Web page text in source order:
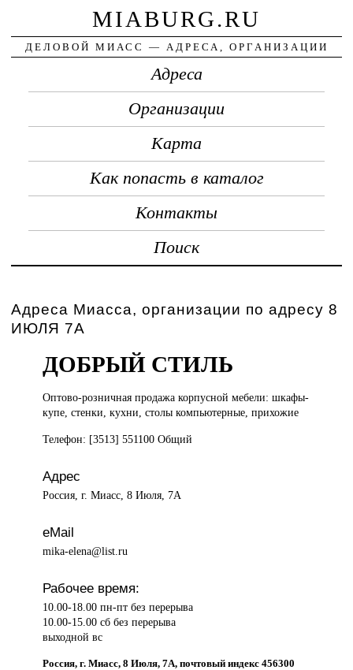
MIABURG.RU
ДЕЛОВОЙ МИАСС — АДРЕСА, ОРГАНИЗАЦИИ
Адреса
Организации
Карта
Как попасть в каталог
Контакты
Поиск
Адреса Миасса, организации по адресу 8
ИЮЛЯ 7А
ДОБРЫЙ СТИЛЬ
Оптово-розничная продажакорпусной мебели: шкафы-
купе, стенки, кухни, столы компьютерные, прихожие
Телефон: [3513] 551100 Общий
Адрес
Россия, г. Миасс, 8 Июля, 7А
eMail
mika-elena@list.ru
Рабочее время:
10.00-18.00 пн-пт без перерыва
10.00-15.00 сб без перерыва
выходной вс
Россия, г. Миасс, 8 Июля, 7А, почтовый индекс 456300